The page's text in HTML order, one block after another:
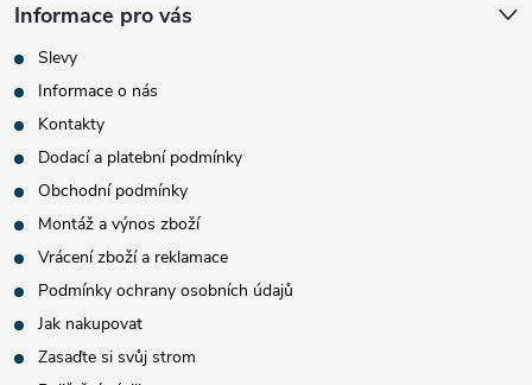
Informace pro vás
Slevy
Informace o nás
Kontakty
Dodací a platební podmínky
Obchodní podmínky
Montáž a výnos zboží
Vrácení zboží a reklamace
Podmínky ochrany osobních údajů
Jak nakupovat
Zasaďte si svůj strom